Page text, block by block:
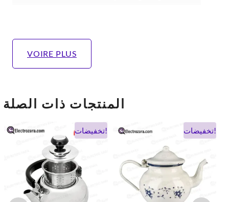
VOIRE PLUS
المنتجات ذات الصلة
تخفيضات!
السعر
الأصلي
هو:
283 DH.
السعر
الحالي
تخفيضات!
السعر
الأصلي
هو:
256 DH.
السعر
الحالي